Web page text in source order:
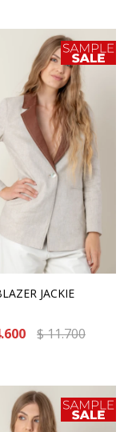
JACKIE
$11.700